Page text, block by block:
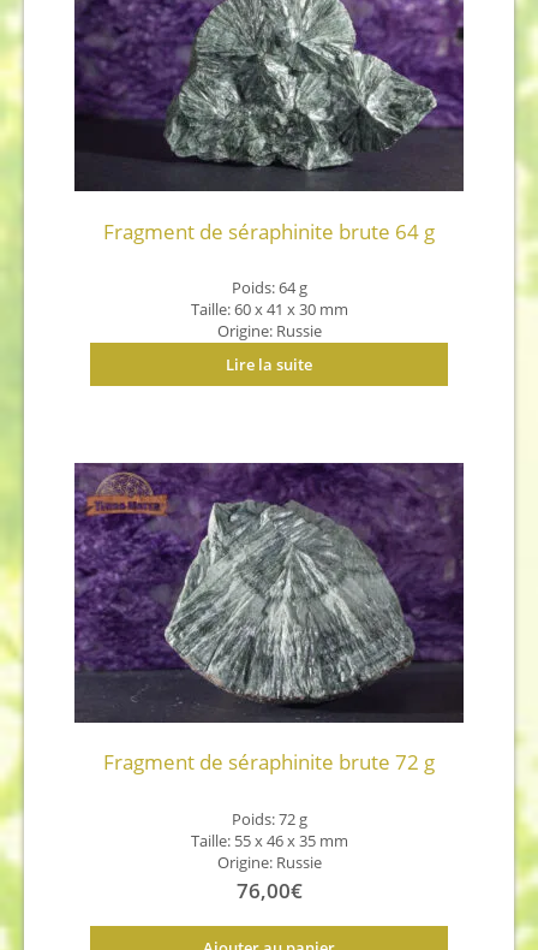
Fragment de séraphinite brute 64 g
Poids: 64 g
Taille: 60 x 41 x 30 mm
Origine: Russie
Lire la suite
Fragment de séraphinite brute 72 g
Poids: 72 g
Taille: 55 x 46 x 35 mm
Origine: Russie
76,00€